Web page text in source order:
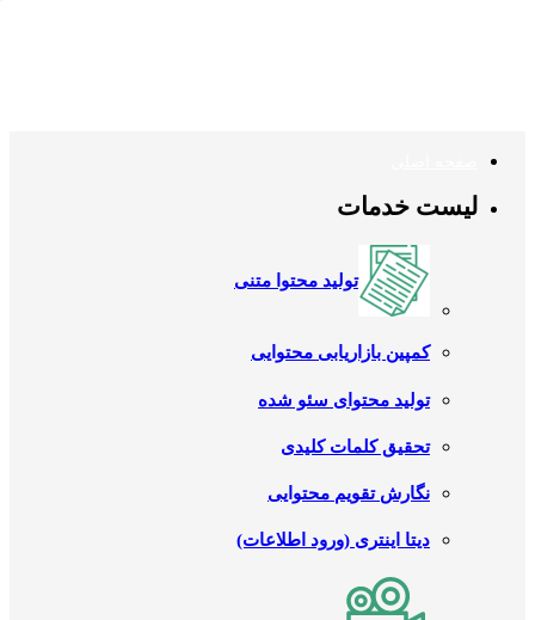
لیست خدمات
تولید محتوا متنی
کمپین بازاریابی محتوایی
تولید محتوای سئو شده
تحقیق کلمات کلیدی
نگارش تقویم محتوایی
دیتا اینتری (ورود اطلاعات)